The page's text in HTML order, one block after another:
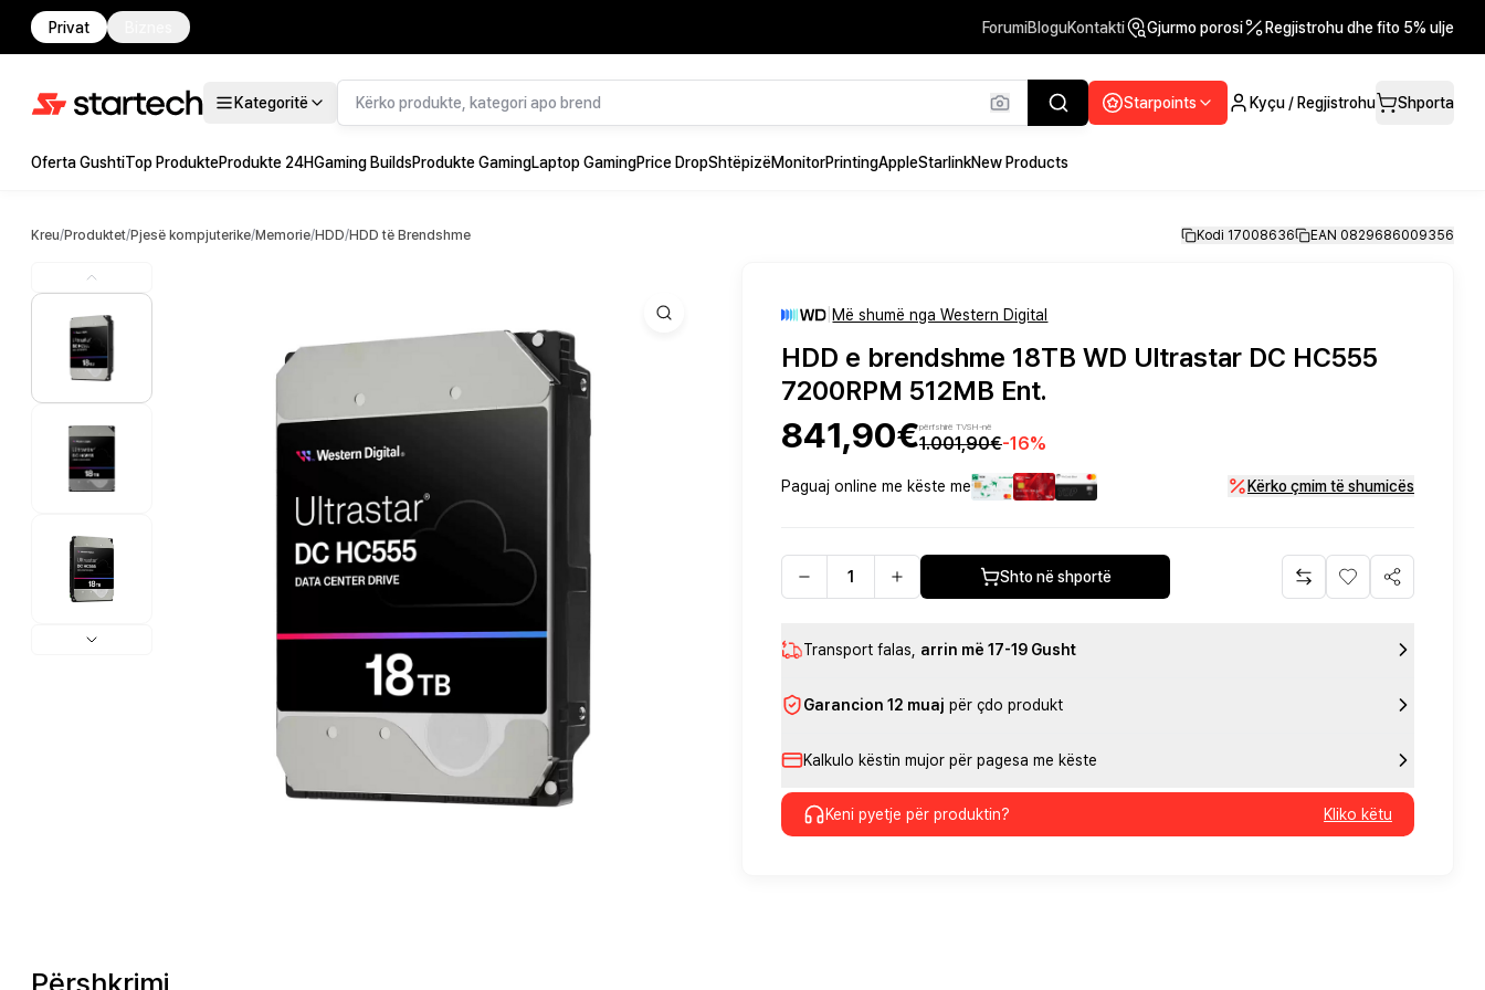
Privat ForumiBloguKontakti Gjurmo porosi Regjistrohu dhe fito 5% ulje
Kategoritë Starpoints Kyçu / Regjistrohu Shporta
Oferta GushtiTop ProdukteProdukte 24HGaming BuildsProdukte GamingLaptop GamingPrice DropShtëpizëMonitorPrintingAppleStarlinkNew Products
Kreu/Produktet/Pjesë kompjuterike/Memorie/HDD/HDD të Brendshme Kodi 17008636 EAN 0829686009356
|Më shumë nga Western Digital
HDD e brendshme 18TB WD Ultrastar DC HC555
7200RPM 512MB Ent.
841,90€përfshirë TVSH-në
1.001,90€-16%
Paguaj online me këste me Kërko çmim të shumicës
Shto në shportë
Transport falas arrin më 17-19 Gusht
Garancion 12 muaj për çdo produkt
Kalkulo këstin mujor për pagesa me këste
Keni pyetje për produktin? Kliko këtu
Përshkrimi